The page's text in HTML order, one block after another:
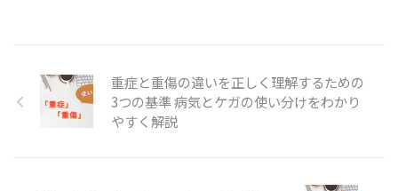
重症と重傷の違いを正しく理解するための
3つの基準 病気とケガの使い分けをわかり
やすく解説